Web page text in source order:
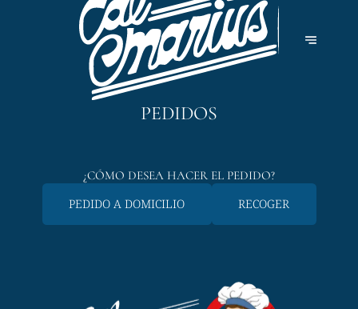
PEDIDOS
¿CÓMO DESEA HACER EL PEDIDO?
PEDIDO A DOMICILIO RECOGER